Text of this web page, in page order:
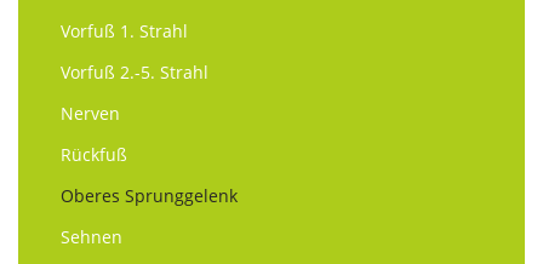
Vorfuß 1. Strahl
Vorfuß 2.-5. Strahl
Nerven
Rückfuß
Oberes Sprunggelenk
Sehnen